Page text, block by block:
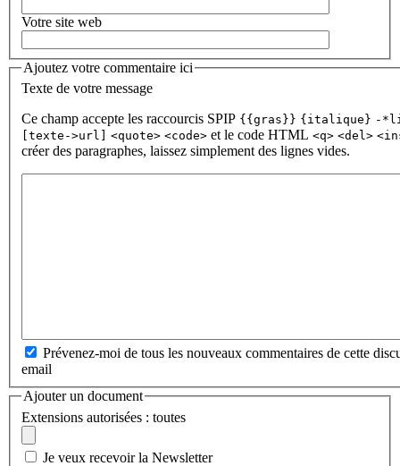
Votre site web
Ajoutez votre commentaire ici
Texte de votre message
Ce champ accepte les raccourcis SPIP {{gras}} {italique} -
[texte->url]
<quote> <code> et le code HTML <q> <del>
créer des paragraphes, laissez simplement des lignes vides.
Prévenez-moi de tous les nouveaux commentaires de cette
email
Ajouter un document
Extensions autorisées : toutes
Je veux recevoir la Newsletter